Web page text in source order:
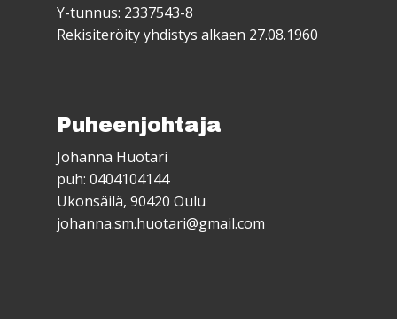
Y-tunnus: 2337543-8
Rekisiteröity yhdistys alkaen 27.08.1960
Puheenjohtaja
Johanna Huotari
puh: 0404104144
Ukonsäilä, 90420 Oulu
johanna.sm.huotari@gmail.com